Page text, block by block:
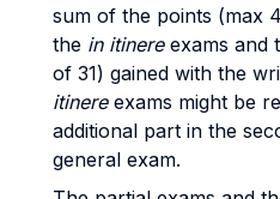
sum of the points (max
the in itinereexams and
of 31) gained with the
itinere exams might be
additional part in the
general exam.